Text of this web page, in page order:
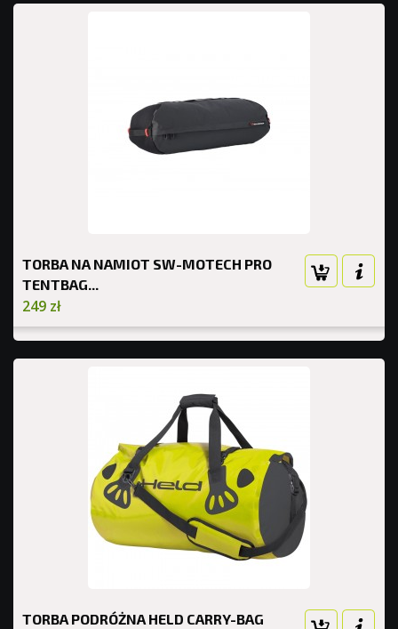
TORBA NA NAMIOT SW-MOTECH PRO
TENTBAG...
249 zł
TORBA PODRÓŻNA HELD CARRY-BAG